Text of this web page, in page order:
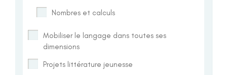
Nombres et calculs
Mobiliser le langage dans toutes ses
dimensions
Projets littérature jeunesse